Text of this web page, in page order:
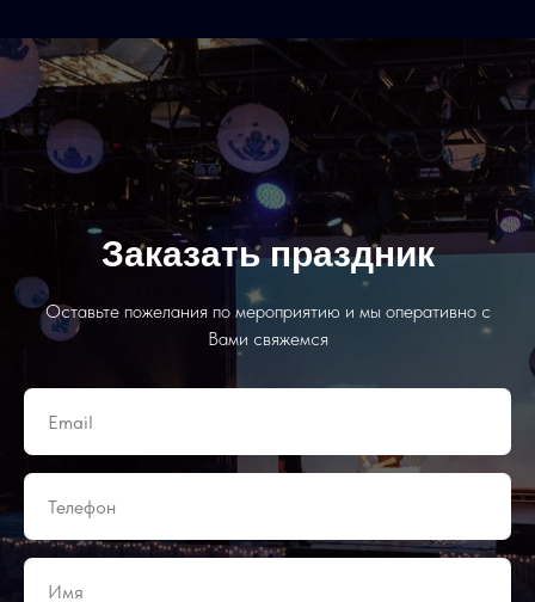
Заказать праздник
Оставьте пожелания по мероприятию и мы оперативно с
Вами свяжемся